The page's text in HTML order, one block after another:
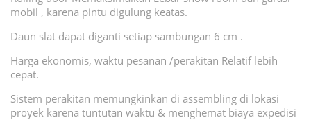
mobil , karena pintu digulung keatas.
Daun slat dapat diganti setiap sambungan 6 cm .
Harga ekonomis, waktu pesanan /perakitan Relatif lebih
cepat.
Sistem perakitan memungkinkan di assembling di lokasi
proyek karena tuntutan waktu & menghemat biaya expedisi